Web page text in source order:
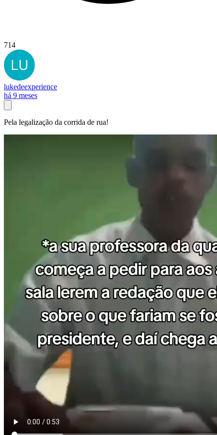
714
lukedeexperience
há 9 meses
Pela legalização da corrida de rua!